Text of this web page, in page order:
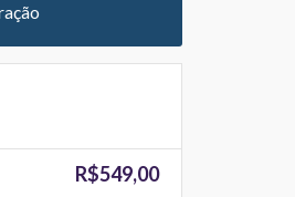
R$549,00